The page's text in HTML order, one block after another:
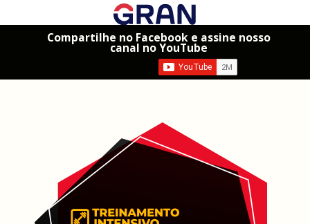
Compartilhe no Facebook e assine nosso
canal no YouTube